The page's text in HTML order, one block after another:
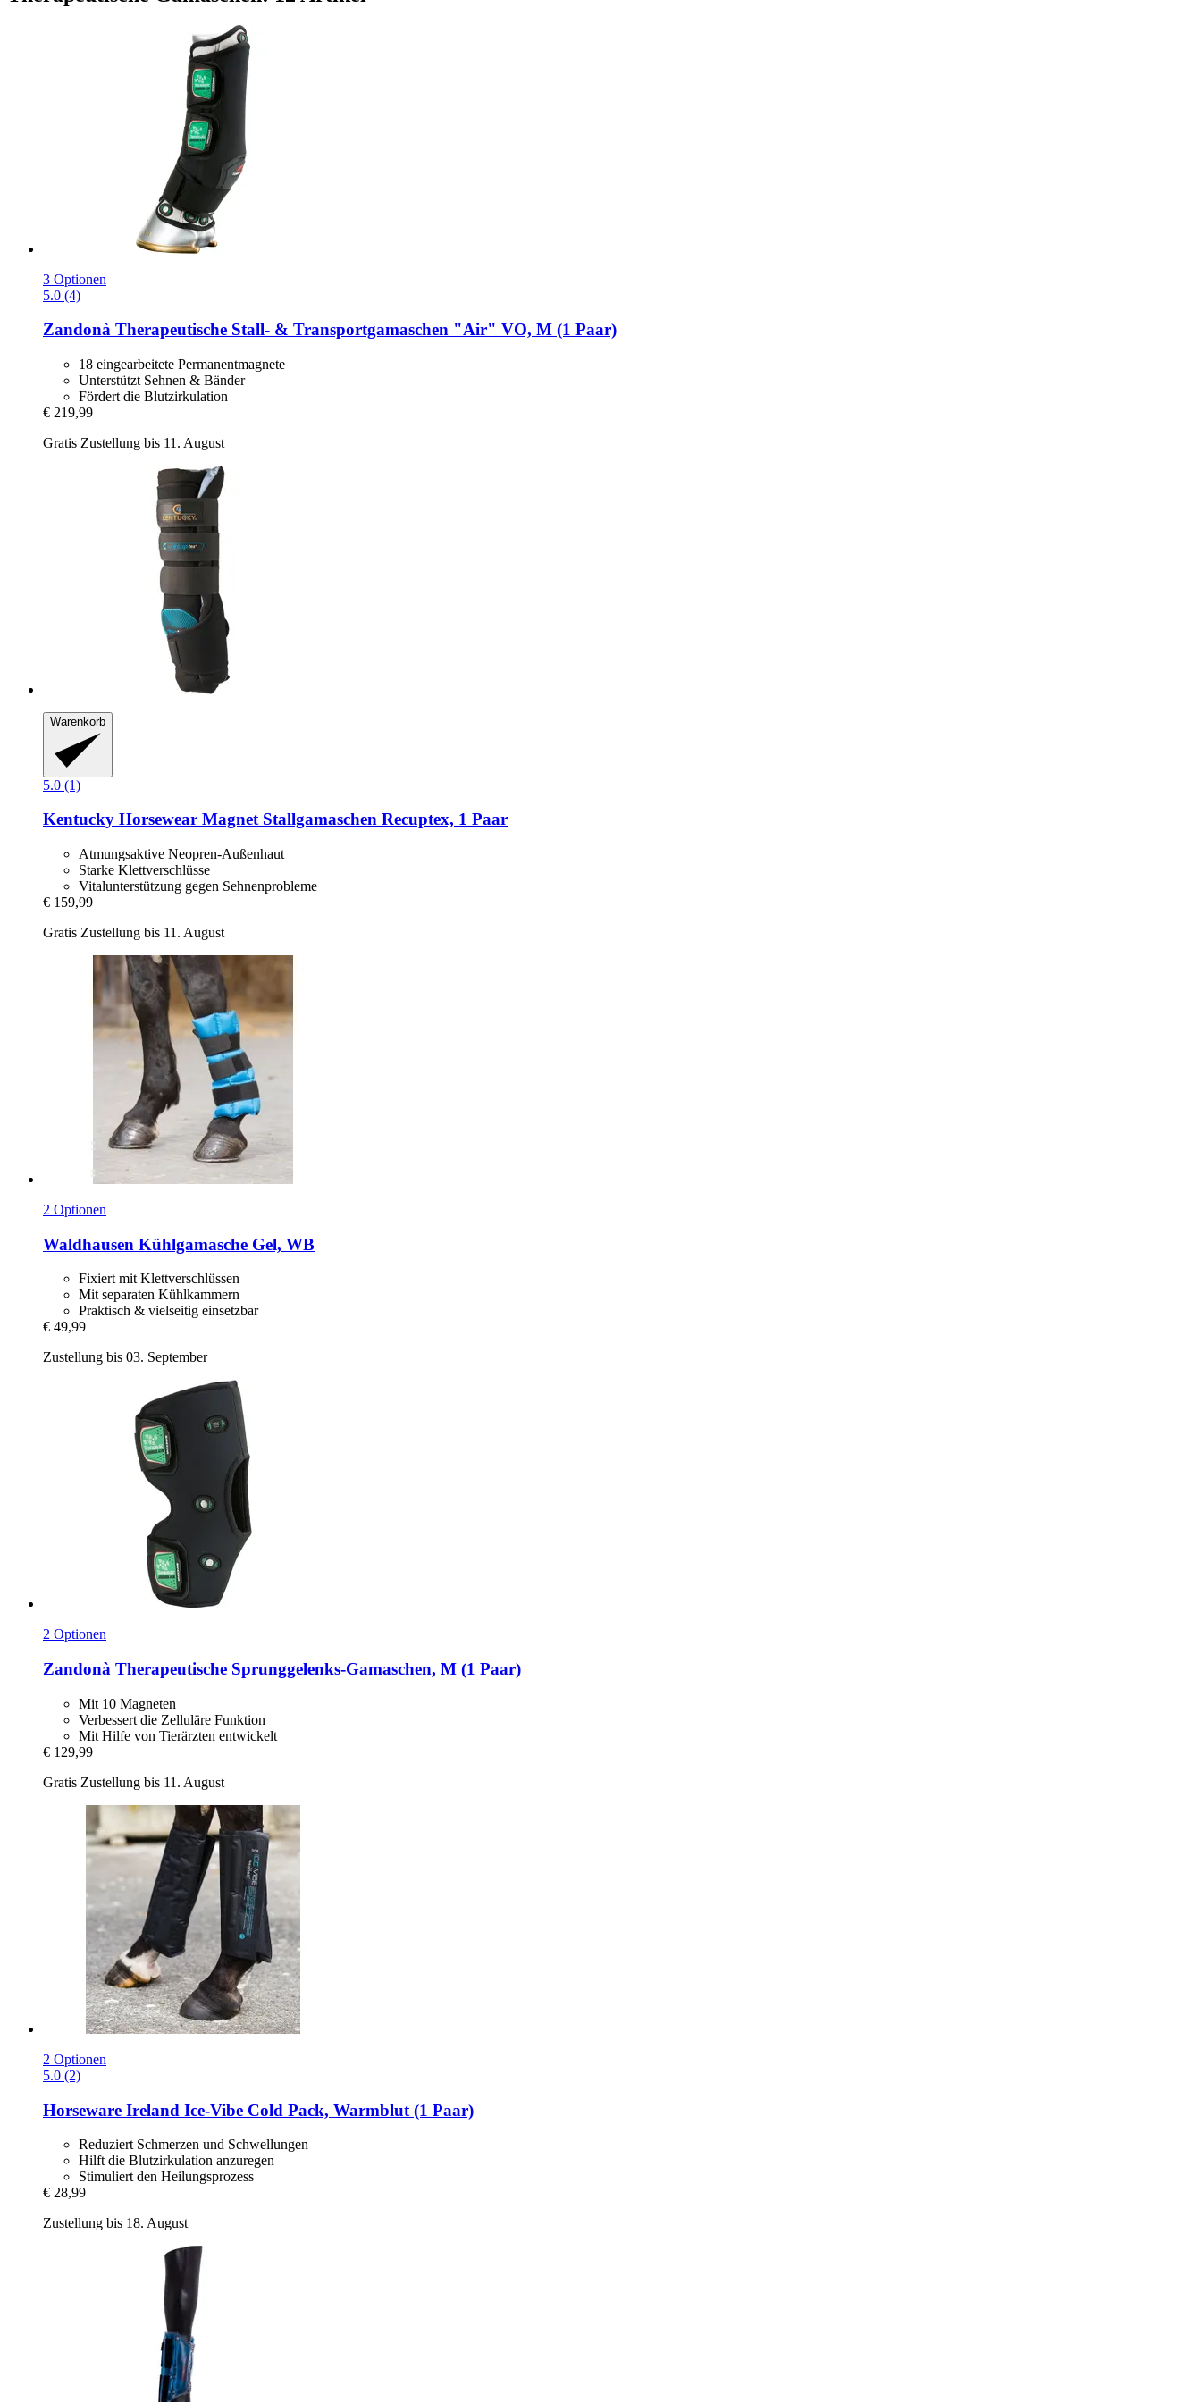
3 Optionen
5.0 (4)
Zandonà Therapeutische Stall-​ & Transportgamaschen "Air" VO, M (1 Paar)
18 eingearbeitete Permanentmagnete
Unterstützt Sehnen & Bänder
Fördert die Blutzirkulation
€ 219,99
Gratis Zustellung bis 11. August
Warenkorb
5.0 (1)
Kentucky Horsewear Magnet Stallgamaschen Recuptex, 1 Paar
Atmungsaktive Neopren-Außenhaut
Starke Klettverschlüsse
Vitalunterstützung gegen Sehnenprobleme
€ 159,99
Gratis Zustellung bis 11. August
2 Optionen
Waldhausen Kühlgamasche Gel, WB
Fixiert mit Klettverschlüssen
Mit separaten Kühlkammern
Praktisch & vielseitig einsetzbar
€ 49,99
Zustellung bis 03. September
2 Optionen
Zandonà Therapeutische Sprunggelenks-​Gamaschen, M (1 Paar)
Mit 10 Magneten
Verbessert die Zelluläre Funktion
Mit Hilfe von Tierärzten entwickelt
€ 129,99
Gratis Zustellung bis 11. August
2 Optionen
5.0 (2)
Horseware Ireland Ice-​Vibe Cold Pack, Warmblut (1 Paar)
Reduziert Schmerzen und Schwellungen
Hilft die Blutzirkulation anzuregen
Stimuliert den Heilungsprozess
€ 28,99
Zustellung bis 18. August